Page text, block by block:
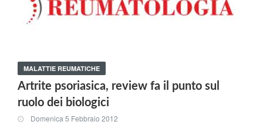
MALATTIE REUMATICHE
Artrite psoriasica, review fa il punto sul
ruolo dei biologici
Domenica 5 Febbraio 2012